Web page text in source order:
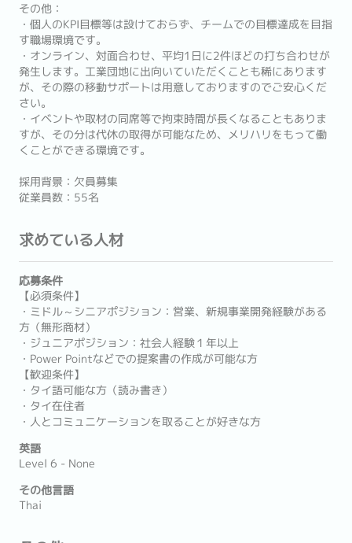
その他：
・個人のKPI目標等は設けておらず、チームでの目標達成を目指
す職場環境です。
・オンライン、対面合わせ、平均1日に2件ほどの打ち合わせが
発生します。工業団地に出向いていただくことも稀にあります
が、その際の移動サポートは用意しておりますのでご安心くだ
さい。
・イベントや取材の同席等で拘束時間が長くなることもありま
すが、その分は代休の取得が可能なため、メリハリをもって働
くことができる環境です。
採用背景：欠員募集
従業員数：55名
求めている人材
応募条件
【必須条件】
・ミドル～シニアポジション：営業、新規事業開発経験がある
方（無形商材）
・ジュニアポジション：社会人経験１年以上
・Power Pointなどでの提案書の作成が可能な方
【歓迎条件】
・タイ語可能な方（読み書き）
・タイ在住者
・人とコミュニケーションを取ることが好きな方
英語
Level 6 - None
その他言語
Thai